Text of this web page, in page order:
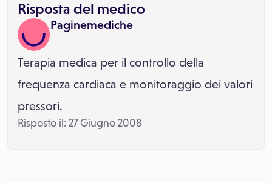
Risposta del medico
Paginemediche
Terapia medica per il controllo della
frequenza cardiaca e monitoraggio dei valori
pressori.
Risposto il: 27 Giugno 2008